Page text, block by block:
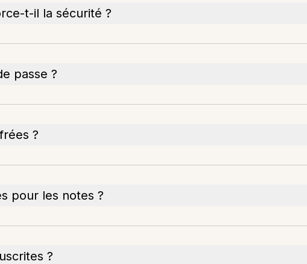
t-il la sécurité ?
passe ?
?
pour les notes ?
?